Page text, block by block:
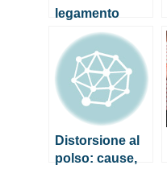
legamento
collaterale:
sintomi e
operazione
Distorsione al
polso: cause,